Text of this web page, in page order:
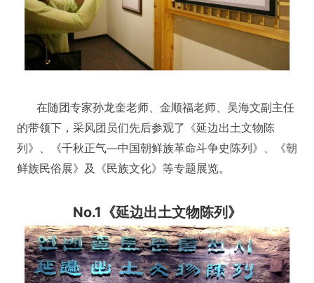
在随团专家孙龙奎老师、金顺福老师、吴海文副主任
的带领下，采风团员们先后参观了《延边出土文物陈
列》、《千秋正气—中国朝鲜族革命斗争史陈列》、《朝
鲜族民俗展》及《民族文化》等专题展览。
No.1《延边出土文物陈列》